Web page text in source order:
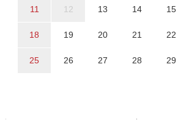
11 12 13 14 15
18 19 20 21 22
25 26 27 28 29